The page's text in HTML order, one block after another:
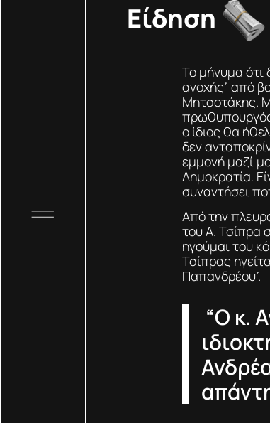
Είδηση
Το μήνυμα ότι
ανοχής” από
Μητσοτάκης.
ο ίδιος θα
δεν
εμμονή μαζί
Δημοκρατία.
συναντήσει
Από την
του Α. Τσίπρα
ηγούμαι του
Τσίπρας
Παπανδρέου”.
“Ο κ.